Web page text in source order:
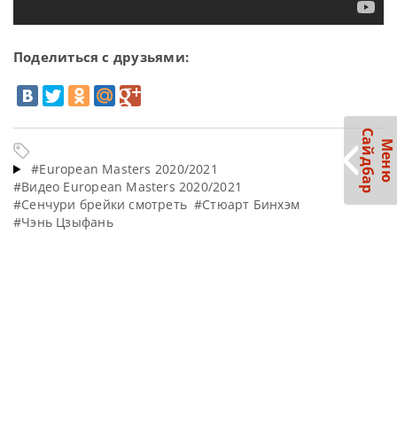
Поделиться с друзьями:
#European Masters 2020/2021
#Видео European Masters 2020/2021
#Сенчури брейки смотреть #Стюарт Бинхэм
#Чэнь Цзыфань
М
е
н
ю
Са
й
д
б
а
р